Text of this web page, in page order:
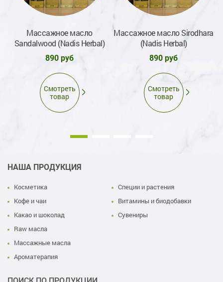
Массажное масло
Sandalwood (Nadis Herbal)
890 руб
Смотреть
товар
Массажное масло Sirodhara
(Nadis Herbal)
890 руб
Смотреть
товар
НАША ПРОДУКЦИЯ
Косметика
Кофе и чаи
Какао и шоколад
Raw масла
Массажные масла
Ароматерапия
Специи и растения
Витамины и биодобавки
Сувениры